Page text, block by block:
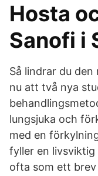
Hosta
Sanofi i
Så lindrar du
nu att två nya
lungsjuka och
med en
fyller en
ofta som ett